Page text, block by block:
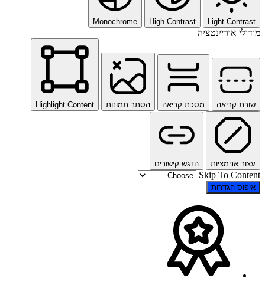
Light
High Contrast
Monochrome
אוריינטציה
קריאה מסכת קריאה הסתר תמונות Highlight Content
אנימציות הדגש קישורים
Skip To
הגדרות